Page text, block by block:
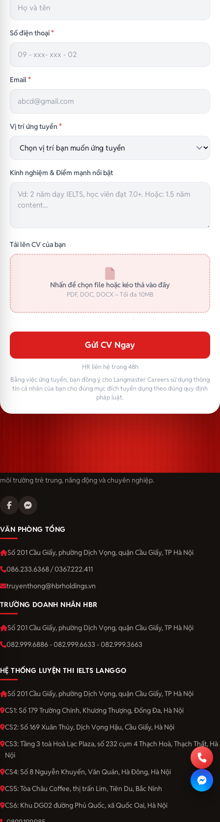
Số điện thoại*
Email*
Vị trí ứng tuyển *
Kinh nghiệm & Điểm mạnh nổi bật
Tải lên CV của bạn
Nhấn để chọn file hoặc kéo thả vào đây
PDF, DOC, DOCX – Tối đa 10MB
Gửi CV Ngay
HR liên hệ trong 48h
Bằng việc ứng tuyển, bạn đồng ý cho Langmaster Careers sử dụng thông
tin cá nhân của bạn cho đúng mục đích tuyển dụng theo đúng quy định
pháp luật.
môi trường trẻ trung, năng động và chuyên nghiệp.
VĂN PHÒNG TỔNG
Số 201 Cầu Giấy, phường Dịch Vọng, quận Cầu Giấy, TP Hà Nội
086.233.6368 / 0367.222.411
truyenthong@hbrholdings.vn
TRƯỜNG DOANH NHÂN HBR
Số 201 Cầu Giấy, phường Dịch Vọng, quận Cầu Giấy, TP Hà Nội
082.999.6886 - 082.999.6633 - 082.999.3663
HỆ THỐNG LUYỆN THI IELTS LANGGO
Số 201 Cầu Giấy, phường Dịch Vọng, quận Cầu Giấy, TP Hà Nội
CS1: Số 179 Trường Chinh, Khương Thượng, Đống Đa, Hà Nội
CS2: Số 169 Xuân Thủy, Dịch Vọng Hậu, Cầu Giấy, Hà Nội
CS3: Tầng 3 toà Hoà Lạc Plaza, số 232 cụm 4 Thạch Hoà, Thạch Thất, Hà
Nội
CS4: Số 8 Nguyễn Khuyến, Văn Quán, Hà Đông, Hà Nội
CS5: Tòa Châu Coffee, thị trấn Lim, Tiên Du, Bắc Ninh
CS6: Khu DG02 đường Phủ Quốc, xã Quốc Oai, Hà Nội